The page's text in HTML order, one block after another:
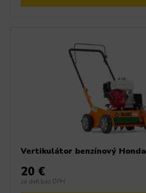
Vertikulátor benzínový Honda
20 €
za deň bez DPH